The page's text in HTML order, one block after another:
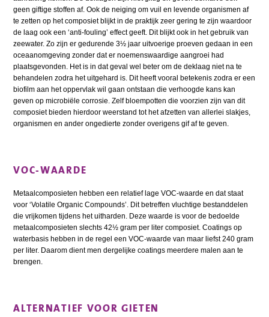
geen giftige stoffen af. Ook de neiging om vuil en levende organismen af
te zetten op het composiet blijkt in de praktijk zeer gering te zijn waardoor
de laag ook een ‘anti-fouling’ effect geeft. Dit blijkt ook in het gebruik van
zeewater. Zo zijn er gedurende 3½ jaar uitvoerige proeven gedaan in een
oceaanomgeving zonder dat er noemenswaardige aangroei had
plaatsgevonden. Het is in dat geval wel beter om de deklaag niet na te
behandelen zodra het uitgehard is. Dit heeft vooral betekenis zodra er een
biofilm aan het oppervlak wil gaan ontstaan die verhoogde kans kan
geven op microbiële corrosie. Zelf bloempotten die voorzien zijn van dit
composiet bieden hierdoor weerstand tot het afzetten van allerlei slakjes,
organismen en ander ongedierte zonder overigens gif af te geven.
VOC-WAARDE
Metaalcomposieten hebben een relatief lage VOC-waarde en dat staat
voor ‘Volatile Organic Compounds’. Dit betreffen vluchtige bestanddelen
die vrijkomen tijdens het uitharden. Deze waarde is voor de bedoelde
metaalcomposieten slechts 42½ gram per liter composiet. Coatings op
waterbasis hebben in de regel een VOC-waarde van maar liefst 240 gram
per liter. Daarom dient men dergelijke coatings meerdere malen aan te
brengen.
ALTERNATIEF VOOR GIETEN